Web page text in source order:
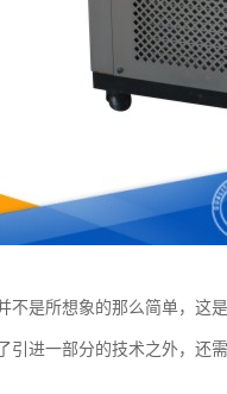
不是所想象的那么简单，这
引进一部分的技术之外，还